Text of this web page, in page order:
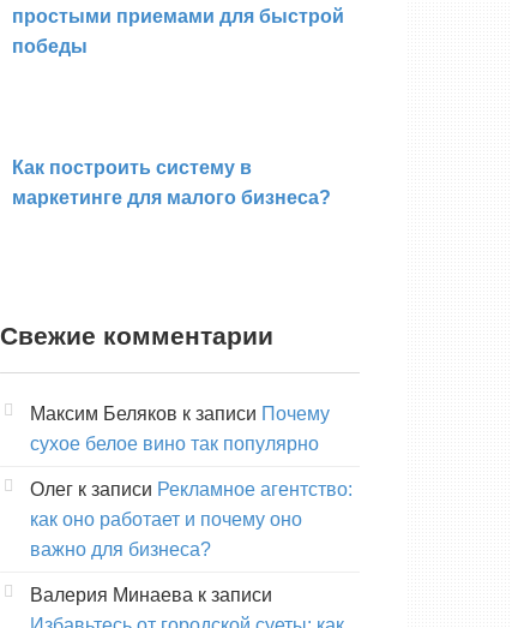
простыми приемами для быстрой
победы
Как построить систему в
маркетинге для малого бизнеса?
Свежие комментарии
Максим Беляков к записи Почему
сухое белое вино так популярно
Олег к записи Рекламное агентство:
как оно работает и почему оно
важно для бизнеса?
Валерия Минаева к записи